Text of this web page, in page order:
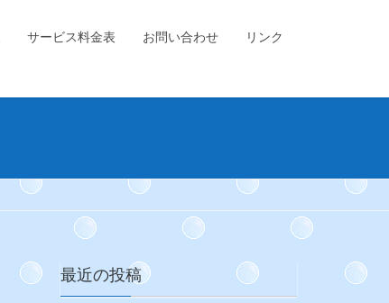
サービス料金表 お問い合わせ リンク
最近の投稿